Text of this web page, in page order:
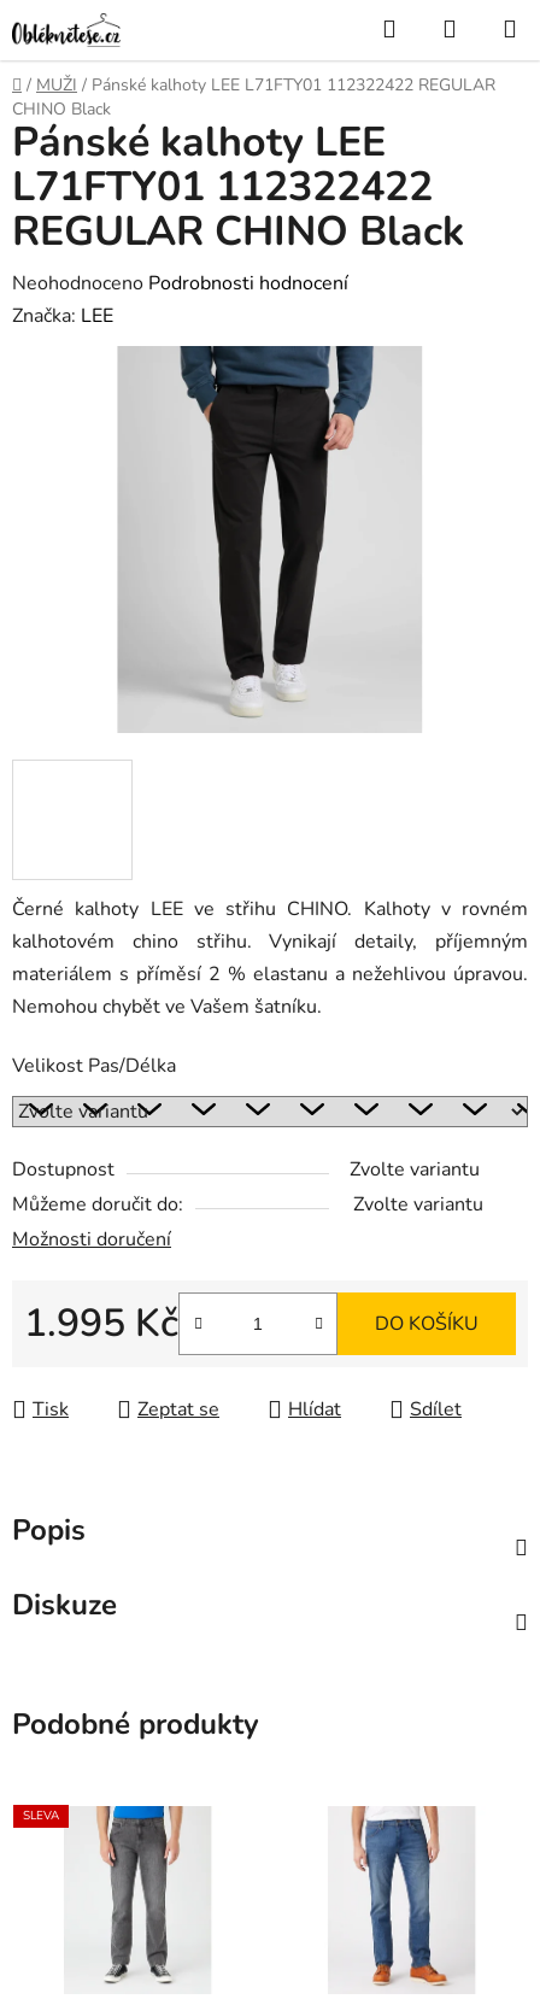
na
obsah
Hledat
KOŠÍK
Domů
/ MUŽI / Pánské kalhoty LEE L71FTY01 112322422 REGULAR
CHINO Black
Černé kalhoty LEE ve střihu CHINO. Kalhoty v rovném
kalhotovém chino střihu. Vynikají detaily, příjemným
materiálem s příměsí 2 % elastanu a nežehlivou úpravou.
Nemohou chybět ve Vašem šatníku.
Velikost Pas/Délka
Dostupnost
Zvolte variantu
Můžeme doručit do:
Zvolte variantu
Možnosti doručení
1.995 Kč DO KOŠÍKU
Tisk Zeptat se Hlídat Sdílet
Pánské kalhoty LEE
L71FTY01 112322422
REGULAR CHINO Black
Průměrné
hodnocení
Neohodnoceno Podrobnosti hodnocení
Značka: LEE
Popis
Diskuze
Podobné produkty
SLEVA